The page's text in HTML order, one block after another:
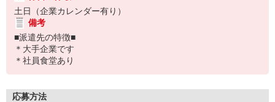
土日（企業カレンダー有り）
備考
■派遣先の特徴■
＊大手企業です
＊社員食堂あり
応募方法